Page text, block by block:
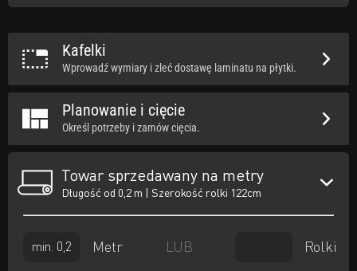
Kafelki
Wprowadź wymiary i zleć dostawę laminatu na płytki.
Planowanie i cięcie
Określ potrzeby i zamów cięcia.
Towar sprzedawany na metry
Długość od 0,2 m | Szerokość rolki 122cm
Metr LUB Rolki